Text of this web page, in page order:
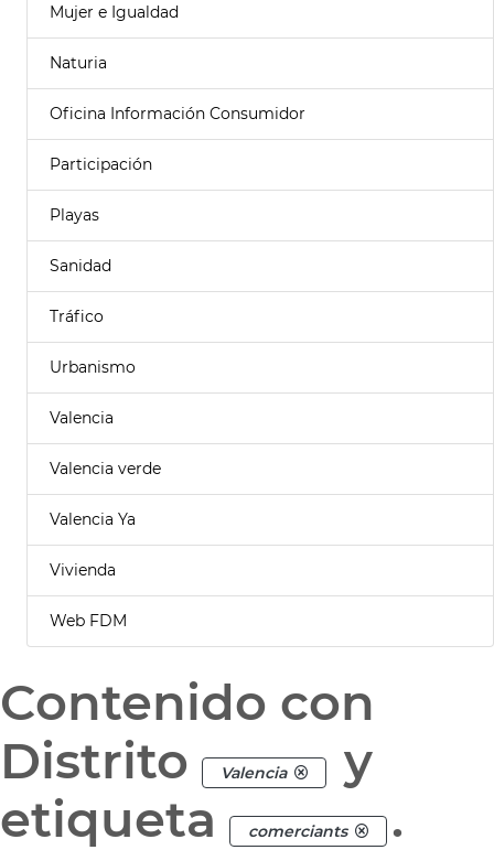
Mujer e Igualdad
Naturia
Oficina Información Consumidor
Participación
Playas
Sanidad
Tráfico
Urbanismo
Valencia
Valencia verde
Valencia Ya
Vivienda
Web FDM
Contenido con
Distrito
Valencia
y
etiqueta
comerciants .